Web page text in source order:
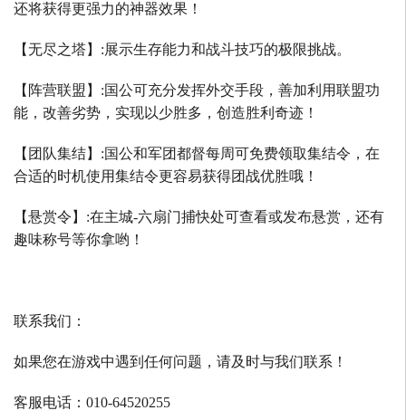
还将获得更强力的神器效果！
【无尽之塔】 :展示生存能力和战斗技巧的极限挑战。
【阵营联盟】 :国公可充分发挥外交手段，善加利用联盟功
能，改善劣势，实现以少胜多，创造胜利奇迹！
【团队集结】 :国公和军团都督每周可免费领取集结令，在
合适的时机使用集结令更容易获得团战优胜哦！
【悬赏令】 :在主城-六扇门捕快处可查看或发布悬赏，还有
趣味称号等你拿哟！
联系我们：
如果您在游戏中遇到任何问题，请及时与我们联系！
客服电话： 010-64520255